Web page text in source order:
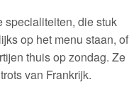
specialiteiten, die stuk
op het menu staan, of
thuis op zondag. Ze
van Frankrijk.